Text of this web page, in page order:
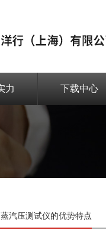
力 下载中心
汽压测试仪的优势特点